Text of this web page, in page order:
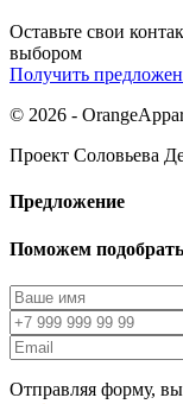
Оставьте свои
выбором
Получить
© 2026 -
Проект Соловьева
Предложение
Поможем подобрать
Отправляя форму, вы